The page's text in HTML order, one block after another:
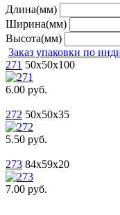
Длина(мм)
Ширина(мм)
Высота(мм)
Заказ упаковки по
271 50x50x100
6.00 руб.
272 50x50x35
5.50 руб.
273 84x59x20
7.00 руб.